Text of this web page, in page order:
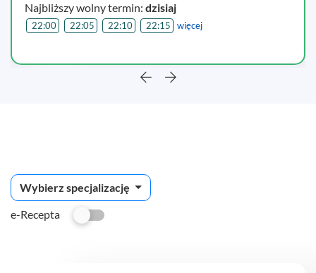
Najbliższy wolny termin: dzisiaj
22:00 22:05 22:10 22:15 więcej
Wybierz specjalizację
e-Recepta